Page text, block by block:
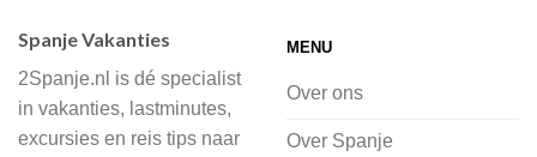
of je nu wilt relaxen op het strand,
cultuur wilt ontdekken of avontuur zoekt
in de natuur.
Spanje Vakanties
2Spanje.nl is dé specialist
in vakanties, lastminutes,
excursies en reis tips naar
MENU
Over ons
Over Spanje